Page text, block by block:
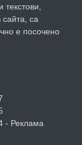
преди 3 дни
Хасково кв.
текстови,
са
е посочено
- Реклама